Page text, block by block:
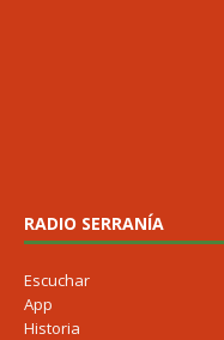
RADIO SERRANÍA
Escuchar
App
Historia